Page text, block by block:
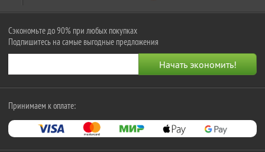
Сэкономьте до 90% при любых покупках
Подпишитесь на самые выгодные предложения
Принимаем к оплате: